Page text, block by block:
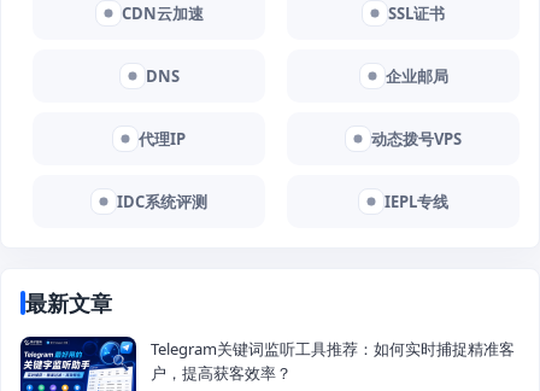
CDN云加速 SSL证书
DNS 企业邮局
代理IP 动态拨号VPS
IDC系统评测 IEPL专线
最新文章
Telegram关键词监听工具推荐：如何实时捕捉精准客
户，提高获客效率？